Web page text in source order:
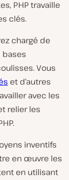
PHP travaille
clés.
chargé de
Vous
et d’autres
avec les
relier les
inventifs
en œuvre les
en utilisant